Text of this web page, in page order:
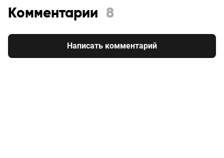
Комментарии 8
Написать комментарий